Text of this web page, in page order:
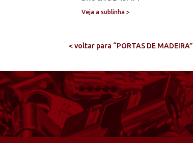
Veja a sublinha >
< voltar para “PORTAS DE MADEIRA”